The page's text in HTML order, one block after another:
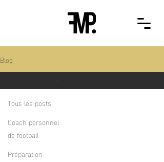
Blog
Tous les posts
Coach personnel
de football
Préparation